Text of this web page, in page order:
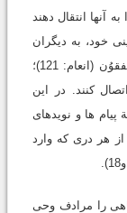
آنها انتقال دهند
خود، به دیگران
انفاق کنند إنَّمَا الْمُؤْمنُونَ الَّذینَ... مما رَزَقناهُم ینفقوُن (انعام: 121)؛
کنند. در این
ها و نویدهای
هر دری که وارد
را مرادف وحی